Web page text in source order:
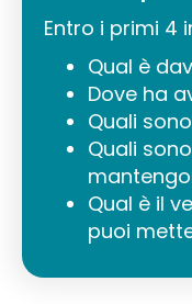
Entro i primi 4
Qual è
Dove ha
Quali
Quali
Qual è il
puoi